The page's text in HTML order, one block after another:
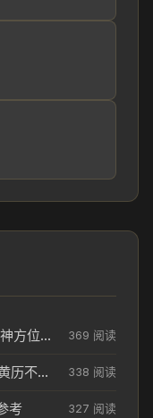
2026年04月11日老黄历财神方位_财神方位与供奉讲究 369 阅读
今天2026年04月18日领取结婚证老黄历不适合吗_领证日期参考 338 阅读
考 327 阅读